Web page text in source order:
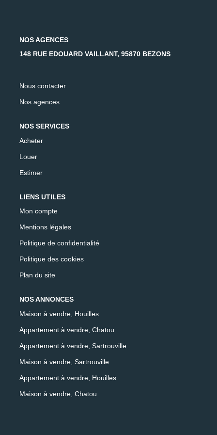
AFR IMMOBILIER Chatou - Transaction
AFR IMMOBILIER Houilles
NOS AGENCES
148 RUE EDOUARD VAILLANT, 95870 BEZONS
Nous contacter
Nos agences
NOS SERVICES
Acheter
Louer
Estimer
LIENS UTILES
Mon compte
Mentions légales
Politique de confidentialité
Politique des cookies
Plan du site
NOS ANNONCES
Maison à vendre, Houilles
Appartement à vendre, Chatou
Appartement à vendre, Sartrouville
Maison à vendre, Sartrouville
Appartement à vendre, Houilles
Maison à vendre, Chatou